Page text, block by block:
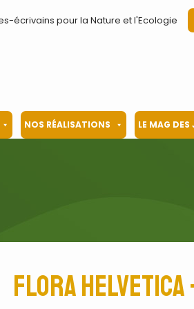
écrivains pour la Nature et l'Ecologie
NOS RÉALISATIONS LE MAG DES
Flora Helvetica